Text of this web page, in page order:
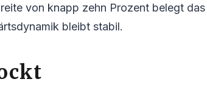
von knapp zehn Prozent belegt das
bleibt stabil.